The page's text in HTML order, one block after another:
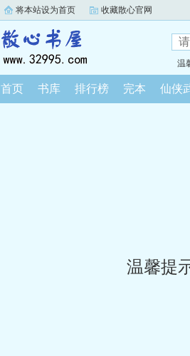
将本站设为首页 收藏散心官网
温
首页 书库 排行榜 完本 仙侠
温馨提